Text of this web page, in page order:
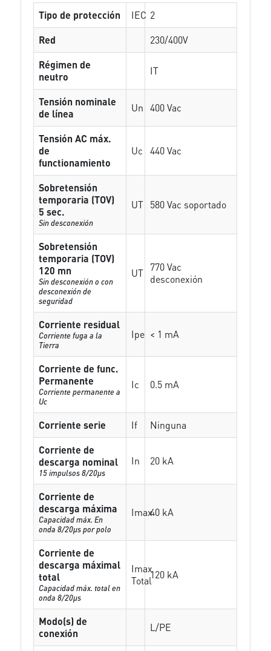
Tipo de protección IEC 2
Red
230/400V
Régimen de
neutro
IT
Tensión nominale
de línea
Un 400 Vac
Tensión AC máx.
de
functionamiento
Uc 440 Vac
Sobretensión
temporaria (TOV)
5 sec.
Sin desconexión
UT 580 Vac soportado
Sobretensión
temporaria (TOV)
120 mn
Sin desconexión o con
desconexión de
seguridad
UT 770 Vac
desconexión
Corriente residual
Corriente fuga a la
Tierra
Ipe < 1 mA
Corriente de func.
Permanente
Corriente permanente a
Uc
Ic 0.5 mA
Corriente serie If
Ninguna
Corriente de
descarga nominal
15 impulsos 8/20µs
In 20 kA
Corriente de
descarga máxima
Capacidad máx. En
onda 8/20µs por polo
Imax40 kA
Corriente de
descarga máximal
total
Capacidad máx. total en
onda 8/20µs
Imax
Total120 kA
Modo(s) de
conexión
L/PE